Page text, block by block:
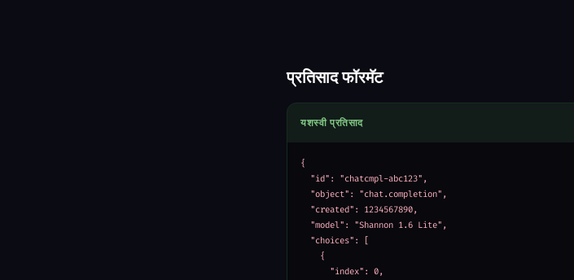
प्रतिसाद फॉरमॅट
यशस्वी प्रतिसाद
{
  "id": "chatcmpl-abc123",
  "object": "chat.completion",
  "created": 1234567890,
  "model": "Shannon 1.6 Lite",
  "choices": [
    {
      "index": 0,